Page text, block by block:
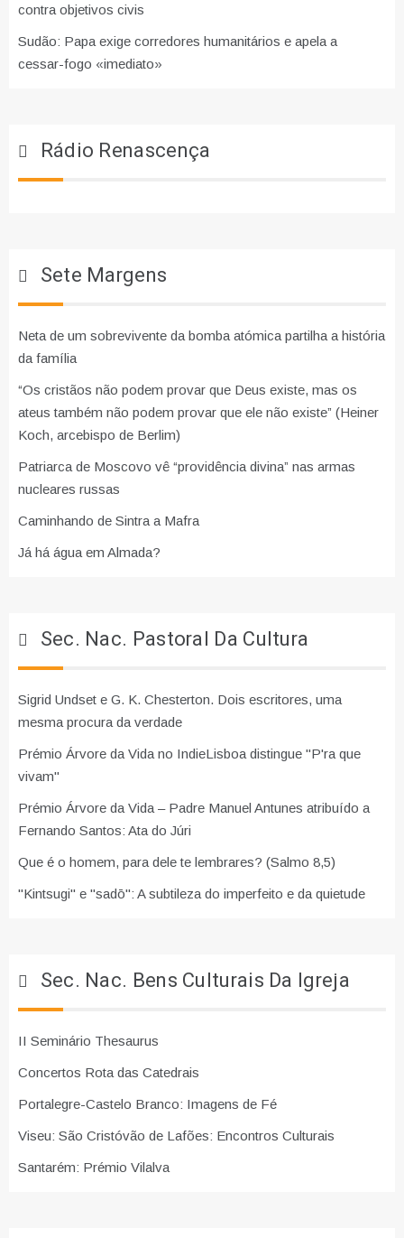
contra objetivos civis
Sudão: Papa exige corredores humanitários e apela a
cessar-fogo «imediato»
Rádio Renascença
Sete Margens
Neta de um sobrevivente da bomba atómica partilha a história
da família
“Os cristãos não podem provar que Deus existe, mas os
ateus também não podem provar que ele não existe” (Heiner
Koch, arcebispo de Berlim)
Patriarca de Moscovo vê “providência divina” nas armas
nucleares russas
Caminhando de Sintra a Mafra
Já há água em Almada?
Sec. Nac. Pastoral Da Cultura
Sigrid Undset e G. K. Chesterton. Dois escritores, uma
mesma procura da verdade
Prémio Árvore da Vida no IndieLisboa distingue "P'ra que
vivam"
Prémio Árvore da Vida – Padre Manuel Antunes atribuído a
Fernando Santos: Ata do Júri
Que é o homem, para dele te lembrares? (Salmo 8,5)
"Kintsugi" e "sadō": A subtileza do imperfeito e da quietude
Sec. Nac. Bens Culturais Da Igreja
II Seminário Thesaurus
Concertos Rota das Catedrais
Portalegre-Castelo Branco: Imagens de Fé
Viseu: São Cristóvão de Lafões: Encontros Culturais
Santarém: Prémio Vilalva